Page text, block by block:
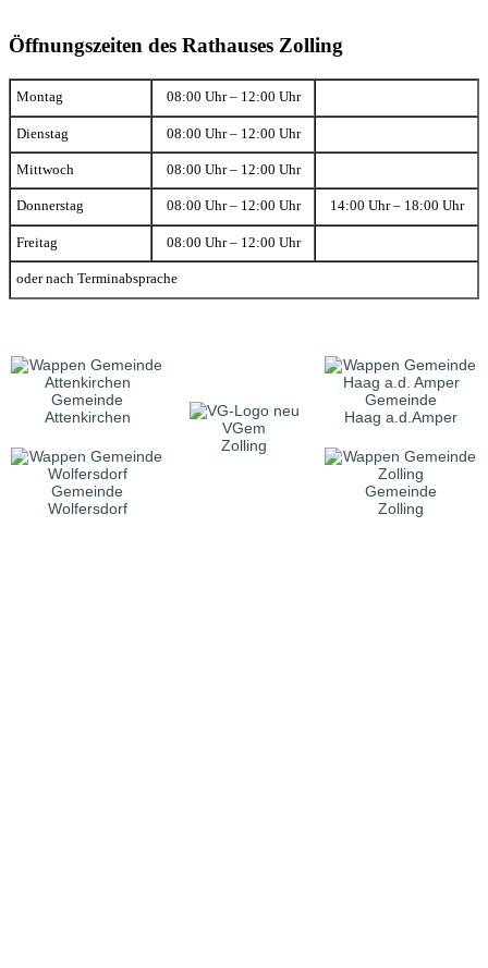
Öffnungszeiten des Rathauses Zolling
Montag 08:00 Uhr – 12:00 Uhr
Dienstag 08:00 Uhr – 12:00 Uhr
Mittwoch 08:00 Uhr – 12:00 Uhr
Donnerstag 08:00 Uhr – 12:00 Uhr 14:00 Uhr – 18:00 Uhr
Freitag 08:00 Uhr – 12:00 Uhr
oder nach Terminabsprache
Gemeinde
Attenkirchen
VGem
Zolling
Gemeinde
Haag a.d.Amper
Gemeinde
Wolfersdorf
Gemeinde
Zolling